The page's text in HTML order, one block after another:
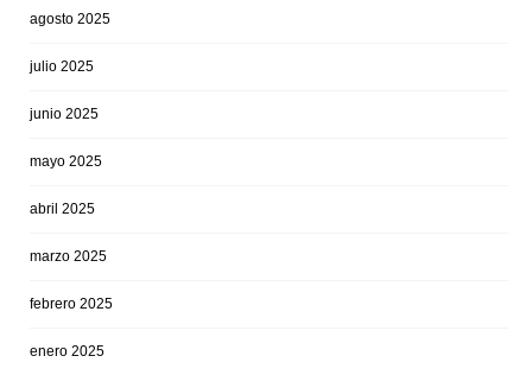
agosto 2025
julio 2025
junio 2025
mayo 2025
abril 2025
marzo 2025
febrero 2025
enero 2025